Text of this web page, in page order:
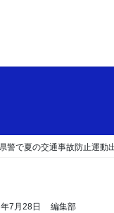
警で夏の交通事故防止運動
7月28日 編集部